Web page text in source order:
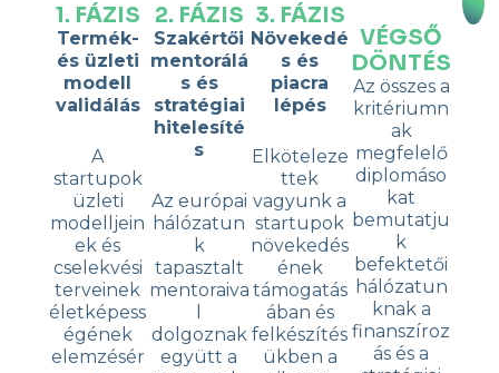
1. FÁZIS
Termék-
és üzleti
modell
validálás
A
startupok
üzleti
modelljein
ek és
cselekvési
terveinek
életképess
égének
elemzésér
2. FÁZIS
Szakértői
mentorálá
s és
stratégiai
hitelesíté
s
Az európai
hálózatun
k
tapasztalt
mentoraiva
dolgoznak
együtt a
3. FÁZIS
Növekedé
s és
piacra
lépés
Elköteleze
ttek
vagyunk a
startupok
növekedés
ének
támogatás
ában és
felkészítés
ükben a
VÉGSŐ
DÖNTÉS
Az összes a
kritériumn
ak
megfelelő
diplomáso
kat
bemutatju
k
befektetői
hálózatun
knak a
finanszíroz
ás és a